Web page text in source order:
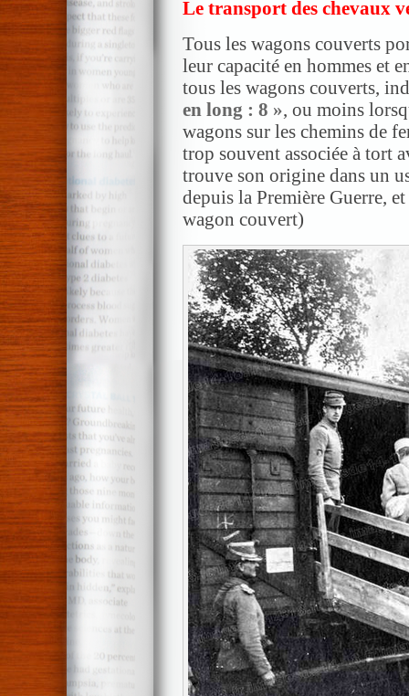
Le transport des chevaux
Tous les wagons couverts
leur capacité en hommes et
tous les wagons couverts,
en long : 8 », ou moins
wagons sur les chemins de
trop souvent associée à tort
trouve son origine dans un
depuis la Première Guerre,
wagon couvert)